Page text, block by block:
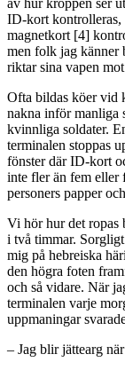
ID-kort kontrolleras,
magnetkort [4]
men folk jag känner
riktar sina vapen
Ofta bildas köer vid
nakna inför manliga
kvinnliga soldater.
terminalen stoppas
fönster där ID-kort
inte fler än fem eller
personers papper
Vi hör hur det ropas
i två timmar.
mig på hebreiska
den högra foten
och så vidare. När
terminalen varje
uppmaningar
– Jag blir jättearg